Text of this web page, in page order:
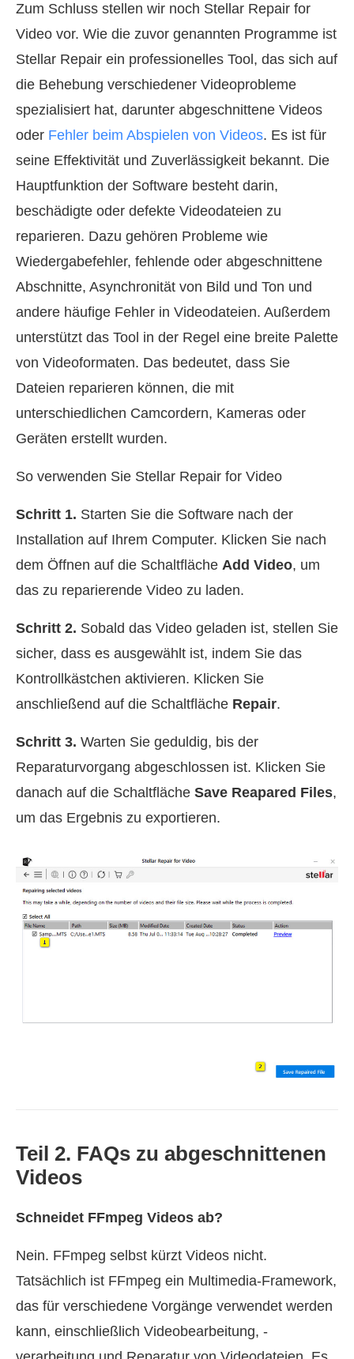
Zum Schluss stellen wir noch Stellar Repair for
Video vor. Wie die zuvor genannten Programme ist
Stellar Repair ein professionelles Tool, das sich auf
die Behebung verschiedener Videoprobleme
spezialisiert hat, darunter abgeschnittene Videos
oder Fehler beim Abspielen von Videos. Es ist für
seine Effektivität und Zuverlässigkeit bekannt. Die
Hauptfunktion der Software besteht darin,
beschädigte oder defekte Videodateien zu
reparieren. Dazu gehören Probleme wie
Wiedergabefehler, fehlende oder abgeschnittene
Abschnitte, Asynchronität von Bild und Ton und
andere häufige Fehler in Videodateien. Außerdem
unterstützt das Tool in der Regel eine breite Palette
von Videoformaten. Das bedeutet, dass Sie
Dateien reparieren können, die mit
unterschiedlichen Camcordern, Kameras oder
Geräten erstellt wurden.
So verwenden Sie Stellar Repair for Video
Schritt 1. Starten Sie die Software nach der
Installation auf Ihrem Computer. Klicken Sie nach
dem Öffnen auf die Schaltfläche Add Video, um
das zu reparierende Video zu laden.
Schritt 2. Sobald das Video geladen ist, stellen Sie
sicher, dass es ausgewählt ist, indem Sie das
Kontrollkästchen aktivieren. Klicken Sie
anschließend auf die Schaltfläche Repair.
Schritt 3. Warten Sie geduldig, bis der
Reparaturvorgang abgeschlossen ist. Klicken Sie
danach auf die Schaltfläche Save Reapared Files,
um das Ergebnis zu exportieren.
Teil 2. FAQs zu abgeschnittenen
Videos
Schneidet FFmpeg Videos ab?
Nein. FFmpeg selbst kürzt Videos nicht.
Tatsächlich ist FFmpeg ein Multimedia-Framework,
das für verschiedene Vorgänge verwendet werden
kann, einschließlich Videobearbeitung, -